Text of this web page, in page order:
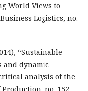
World Views to
Logistics, no.
“Sustainable
and dynamic
analysis of the
no. 152,